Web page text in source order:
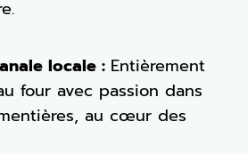
locale : Entièrement
four avec passion dans
au cœur des